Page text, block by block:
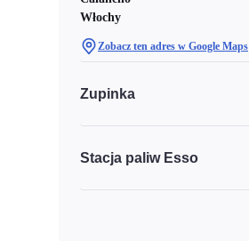
Włochy
Zobacz ten adres w Google Maps
Zupinka
Stacja paliw Esso